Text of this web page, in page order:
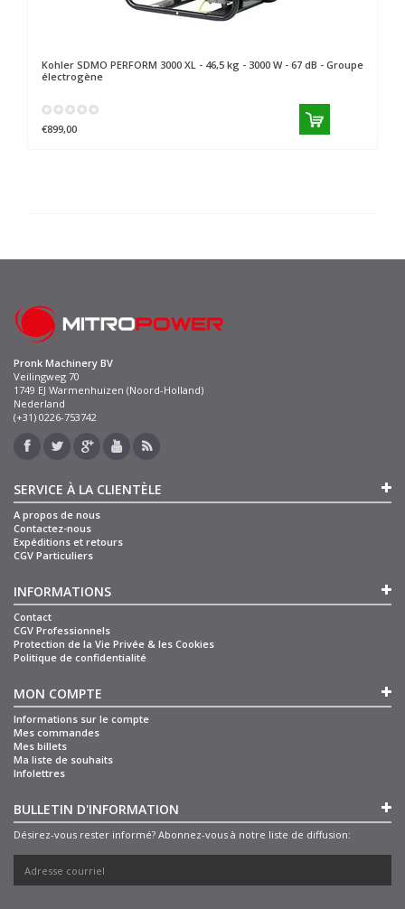
Kohler SDMO PERFORM 3000 XL - 46,5 kg - 3000 W - 67 dB - Groupe
électrogène
€899,00
Pronk Machinery BV
Veilingweg 70
1749 EJ Warmenhuizen (Noord-Holland)
Nederland
(+31) 0226-753742
SERVICE À LA CLIENTÈLE
A propos de nous
Contactez-nous
Expéditions et retours
CGV Particuliers
INFORMATIONS
Contact
CGV Professionnels
Protection de la Vie Privée & les Cookies
Politique de confidentialité
MON COMPTE
Informations sur le compte
Mes commandes
Mes billets
Ma liste de souhaits
Infolettres
BULLETIN D'INFORMATION
Désirez-vous rester informé? Abonnez-vous à notre liste de diffusion: